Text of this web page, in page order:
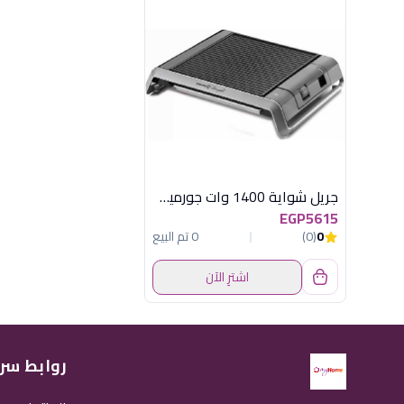
جريل شواية 1400 وات جورميت كوركماز
EGP5615
0
(0)
0 تم البيع
اشترِ الآن
روابط